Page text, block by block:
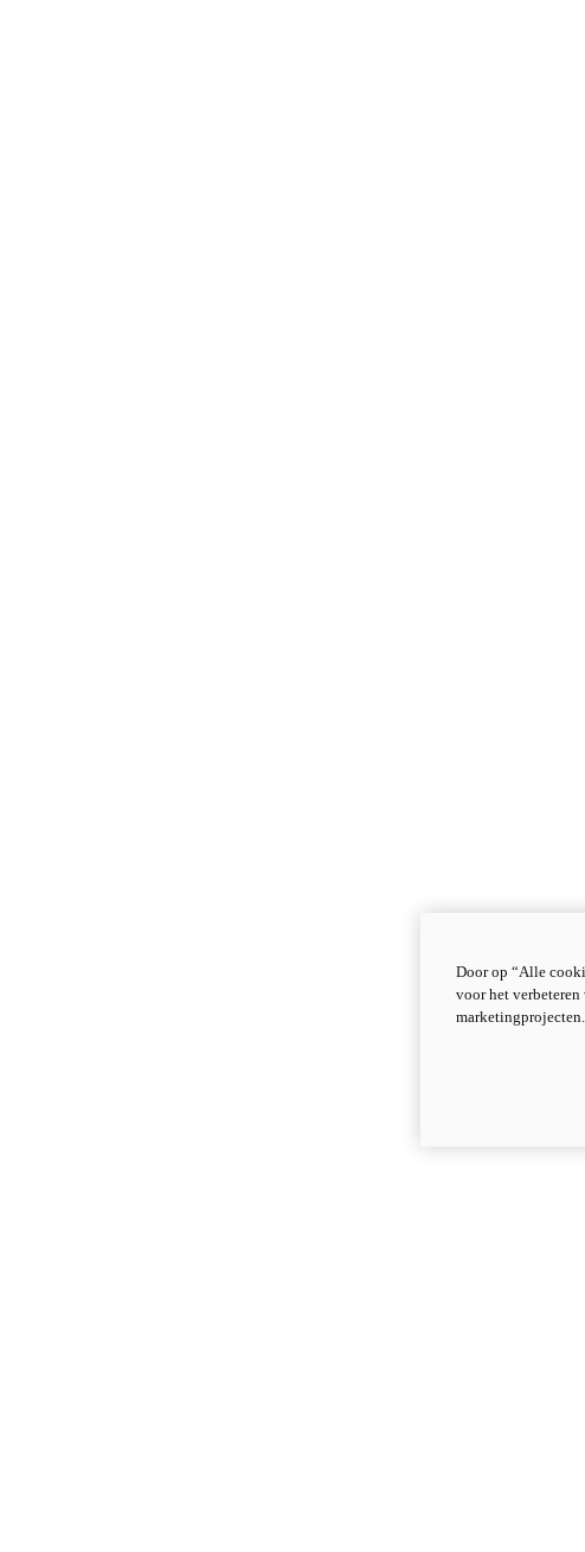
Door op “Alle
voor het
marketingprojecten.